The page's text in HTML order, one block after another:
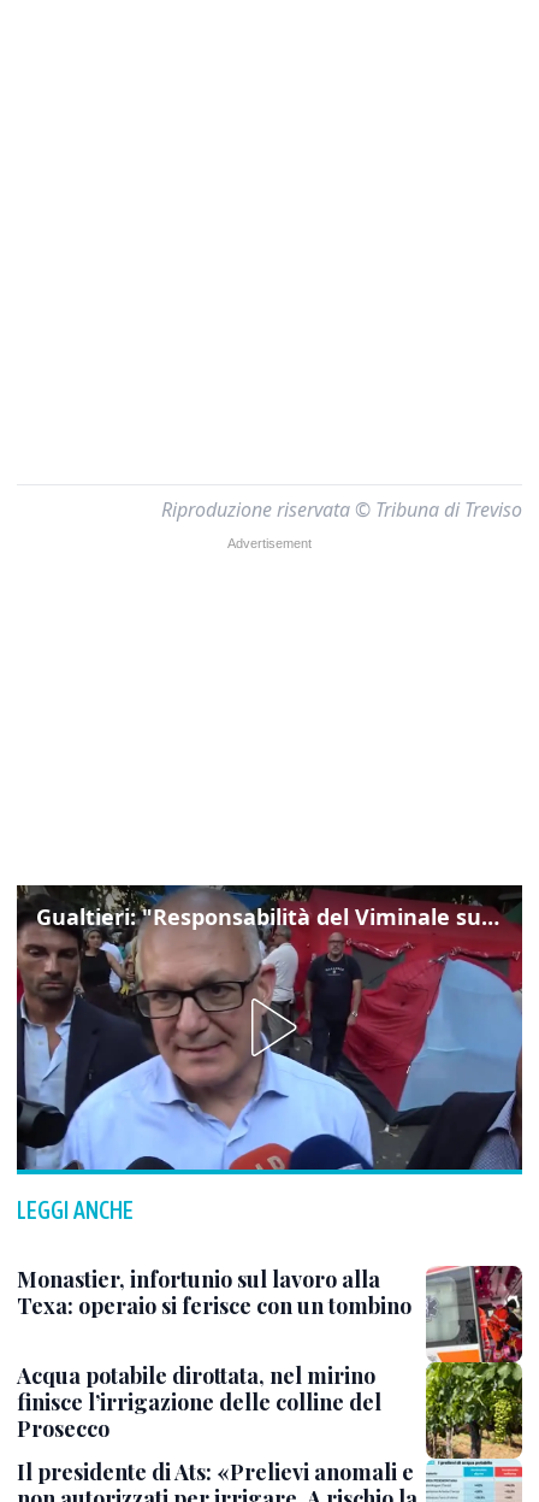
Riproduzione riservata © Tribuna di Treviso
Gualtieri: "Responsabilità del Viminale su Spin Time? La posizione dei partiti è nota"
LEGGI ANCHE
Monastier, infortunio sul lavoro alla
Texa: operaio si ferisce con un tombino
Acqua potabile dirottata, nel mirino
finisce l’irrigazione delle colline del
Prosecco
Il presidente di Ats: «Prelievi anomali e